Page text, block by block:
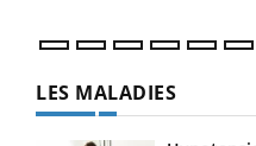
LES MALADIES